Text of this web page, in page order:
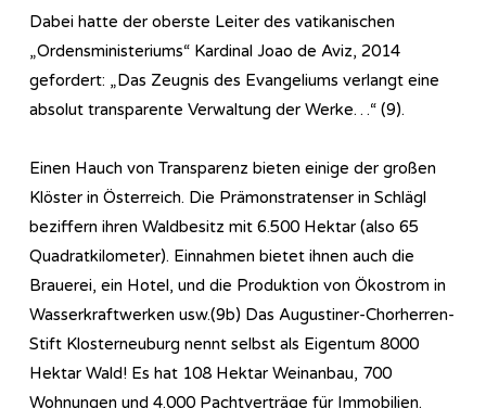
Dabei hatte der oberste Leiter des vatikanischen
„Ordensministeriums“ Kardinal Joao de Aviz, 2014
gefordert: „Das Zeugnis des Evangeliums verlangt eine
absolut transparente Verwaltung der Werke…“ (9).
Einen Hauch von Transparenz bieten einige der großen
Klöster in Österreich. Die Prämonstratenser in Schlägl
beziffern ihren Waldbesitz mit 6.500 Hektar (also 65
Quadratkilometer). Einnahmen bietet ihnen auch die
Brauerei, ein Hotel, und die Produktion von Ökostrom in
Wasserkraftwerken usw.(9b) Das Augustiner-Chorherren-
Stift Klosterneuburg nennt selbst als Eigentum 8000
Hektar Wald! Es hat 108 Hektar Weinanbau, 700
Wohnungen und 4.000 Pachtverträge für Immobilien.